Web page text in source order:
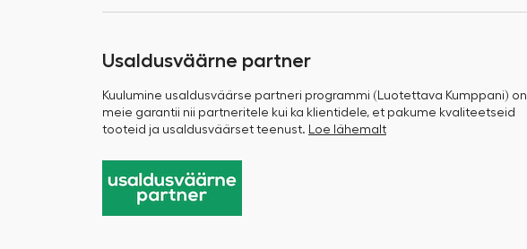
Usaldusväärne partner
Kuulumine usaldusväärse partneri programmi (Luotettava Kumppani) on
meie garantii nii partneritele kui ka klientidele, et pakume kvaliteetseid
tooteid ja usaldusväärset teenust. Loe lähemalt